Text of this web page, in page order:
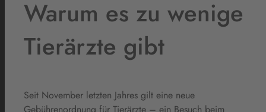
Warum es zu wenige
Tierärzte gibt
Seit November letzten Jahres gilt eine neue
Gebührenordnung für Tierärzte – ein Besuch beim